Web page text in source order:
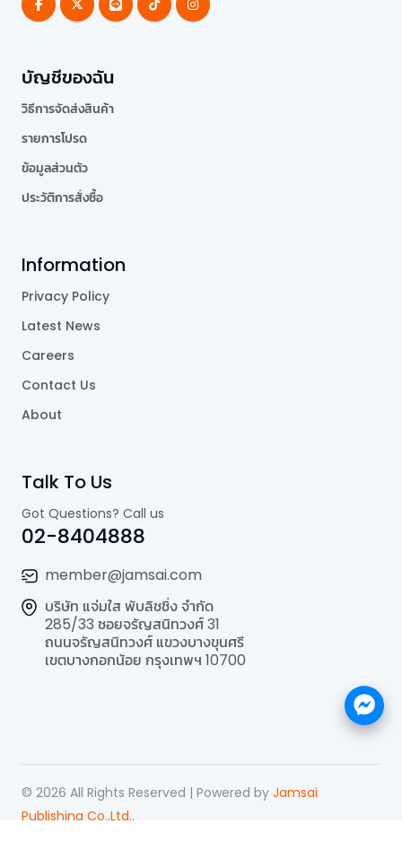
บัญชีของฉัน
วิธีการจัดส่งสินค้า
รายการโปรด
ข้อมูลส่วนตัว
ประวัติการสั่งซื้อ
Information
Privacy Policy
Latest News
Careers
Contact Us
About
Talk To Us
Got Questions? Call us
02-8404888
member@jamsai.com
บริษัท แจ่มใส พับลิชชิ่ง จำกัด
285/33 ซอยจรัญสนิทวงศ์ 31
ถนนจรัญสนิทวงศ์ แขวงบางขุนศรี
เขตบางกอกน้อย กรุงเทพฯ 10700
© 2026 All Rights Reserved | Powered by Jamsai
Publishing Co.,Ltd..